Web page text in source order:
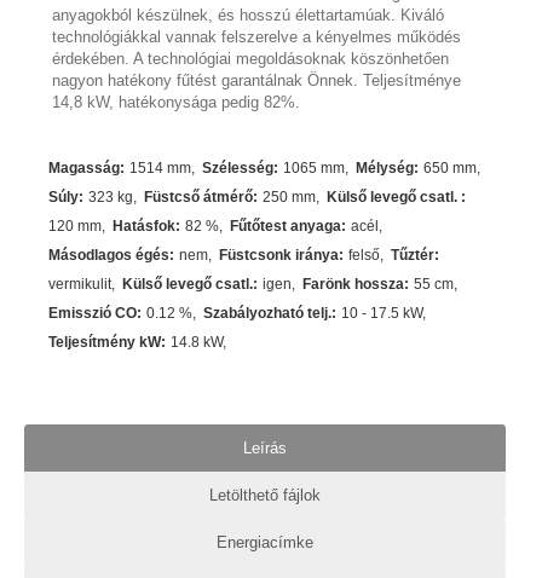
anyagokból készülnek, és hosszú élettartamúak. Kiváló
technológiákkal vannak felszerelve a kényelmes működés
érdekében. A technológiai megoldásoknak köszönhetően
nagyon hatékony fűtést garantálnak Önnek. Teljesítménye
14,8 kW, hatékonysága pedig 82%.
Magasság: 1514 mm Szélesség: 1065 mm Mélység: 650 mm
Súly: 323 kg Füstcső átmérő: 250 mm Külső levegő csatl. :
120 mm
Hatásfok: 82% Fűtőtest anyaga: acél
Másodlagos égés: nem Füstcsonk iránya: felső Tűztér:
vermikulit
Külső levegő csatl.: igen Farönk hossza: 55 cm
Emisszió CO: 0.12 % Szabályozható telj.: 10 - 17.5 kW
Teljesítmény kW: 14.8 kW
Leírás
Letölthető fájlok
Energiacímke